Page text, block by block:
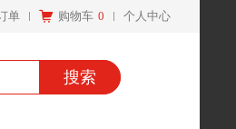
单 购物车 0 个人中心
搜索